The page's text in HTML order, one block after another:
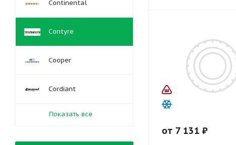
от 7 131 ₽
Continental
Contyre
Cooper
Cordiant
Показать все